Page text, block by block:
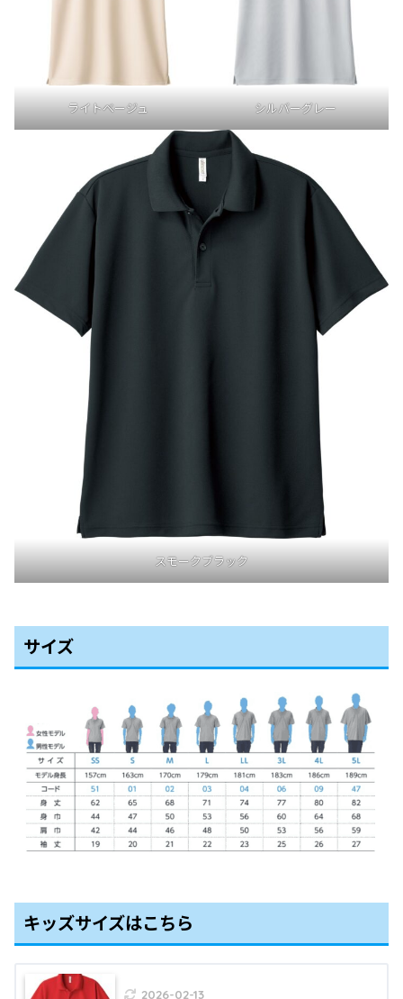
ライトベージュ シルバーグレー
スモークブラック
サイズ
キッズサイズはこちら
2026-02-13